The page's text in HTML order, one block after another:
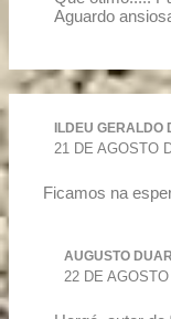
Aguardo
ILDEU GERALDO
21 DE AGOSTO
Ficamos na
AUGUSTO
22 DE